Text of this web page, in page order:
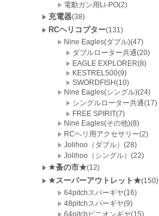
電動ガン用Li-PO(2)
充電器(38)
RCヘリコプター(131)
Nine Eagles(ダブル)(47)
ダブルローター共通(20)
EAGLE EXPLORER(8)
KESTREL500(9)
SWORDFISH(10)
Nine Eagles(シングル)(24)
シングルローター共通(17)
FREE SPIRIT(7)
Nine Eagles(その他)(8)
RCヘリ用アクセサリー(2)
Jolihoo（ダブル）(28)
Jolihoo（シングル）(22)
★蚤の市★(12)
★スーパーアウトレット★(150)
64pitchスパーギヤ(16)
48pitchスパーギヤ(9)
64pitchピニオンギヤ(15)